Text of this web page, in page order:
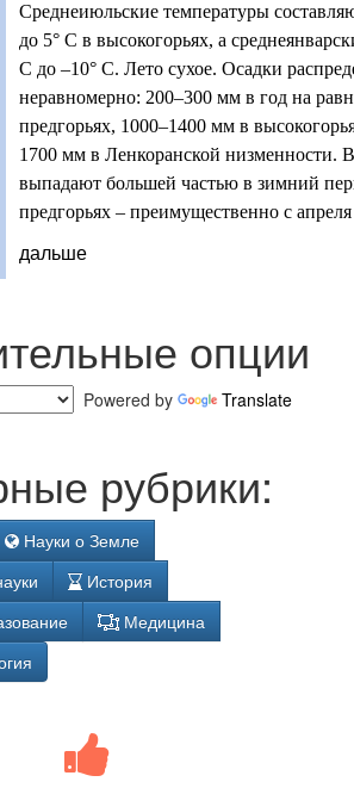
Среднеиюльские температуры
до 5° С в высокогорьях, а
C до –10° C. Лето сухое. Осадки
неравномерно: 200–300 мм в год на
предгорьях, 1000–1400 мм в
1700 мм в Ленкоранской низменности.
выпадают большей частью в зимний
предгорьях – преимущественно с
дальше
опции
Powered by Translate
рубрики:
Науки о Земле
История
Медицина